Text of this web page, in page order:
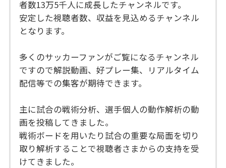
者数13万5千人に成長したチャンネルです。
安定した視聴者数、収益を見込めるチャンネル
となります。
多くのサッカーファンがご覧になるチャンネル
ですので解説動画、好プレー集、リアルタイム
配信等での集客が期待できます。
主に試合の戦術分析、選手個人の動作解析の動
画を投稿してきました。
戦術ボードを用いたり試合の重要な局面を切り
取り解析することで視聴者さまからの支持を受
けてきました。